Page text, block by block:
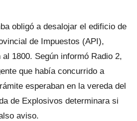
obligó a desalojar el edificio de
de Impuestos (API),
al 1800. Según informó Radio 2,
que había concurrido a
esperaban en la vereda del
de Explosivos determinara si
aviso.